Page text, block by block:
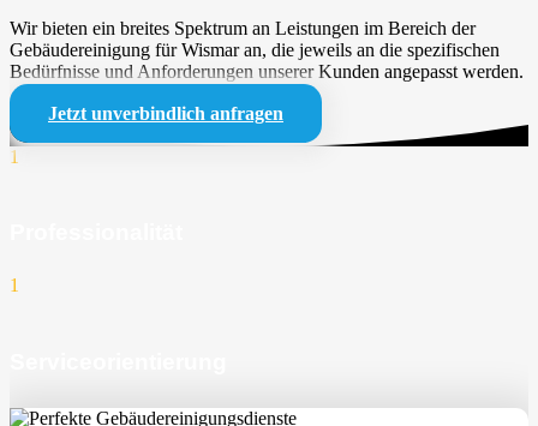
Wir bieten ein breites Spektrum an Leistungen im Bereich der
Gebäudereinigung für Wismar an, die jeweils an die spezifischen
Bedürfnisse und Anforderungen unserer Kunden angepasst werden.
Jetzt unverbindlich anfragen
1
1
1